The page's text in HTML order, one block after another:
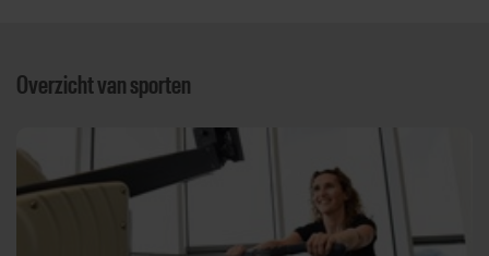
Overzicht van sporten